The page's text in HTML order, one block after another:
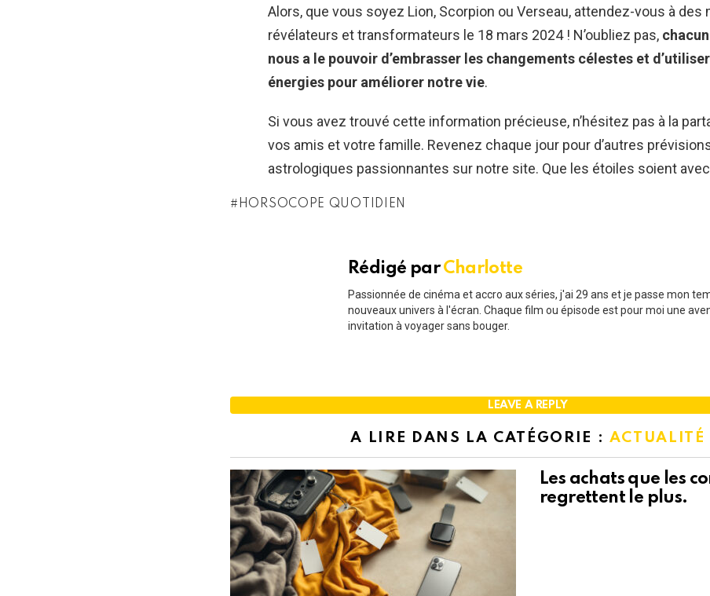
Alors, que vous soyez Lion, Scorpion ou Verseau, attendez-vous à des
révélateurs et transformateurs le 18 mars 2024 ! N’oubliez pas,
nous a le pouvoir d’embrasser les changements célestes et
énergies pour améliorer notre vie.
Si vous avez trouvé cette information précieuse, n’hésitez pas à la
vos amis et votre famille. Revenez chaque jour pour d’autres
astrologiques passionnantes sur notre site. Que les étoiles soient
HORSOCOPE QUOTIDIEN
Rédigé parCharlotte
Passionnée de cinéma et accro aux séries, j'ai 29 ans et je passe mon
nouveaux univers à l'écran. Chaque film ou épisode est pour moi une
invitation à voyager sans bouger.
LEAVE A REPLY
A LIRE DANS LA CATÉGORIE : ACTUALITÉ
Les achats que les
regrettent le plus.